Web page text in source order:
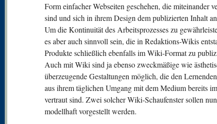
Form einfacher Webseiten geschehen, die miteinander
sind und sich in ihrem Design dem publizierten Inhalt
Um die Kontinuität des Arbeitsprozesses zu
es aber auch sinnvoll sein, die in Redaktions-Wikis
Produkte schließlich ebenfalls im Wiki-Format zu
Auch mit Wiki sind ja ebenso zweckmäßige wie
überzeugende Gestaltungen möglich, die den
aus ihrem täglichen Umgang mit dem Medium bereits
vertraut sind. Zwei solcher Wiki-Schaufenster sollen nun
modellhaft vorgestellt werden.